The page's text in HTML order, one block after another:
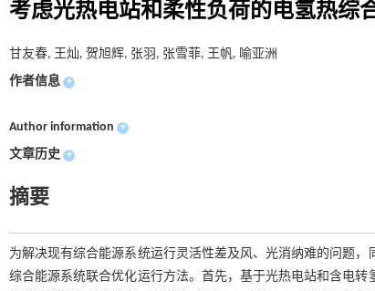
考虑光热电站和柔性负荷的电氢热综
甘友春, 王灿, 贺旭辉, 张羽, 张雪菲, 王帆, 喻亚洲
作者信息 +
Author information +
文章历史 +
摘要
为解决现有综合能源系统运行灵活性差及风、光消纳难的问题
综合能源系统联合优化运行方法。首先，基于光热电站和含电